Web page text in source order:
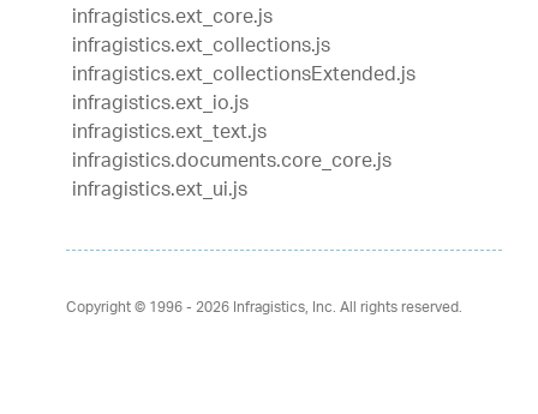
infragistics.ext_core.js
infragistics.ext_collections.js
infragistics.ext_collectionsExtended.js
infragistics.ext_io.js
infragistics.ext_text.js
infragistics.documents.core_core.js
infragistics.ext_ui.js
Copyright © 1996 - 2026Infragistics, Inc. All rights reserved.